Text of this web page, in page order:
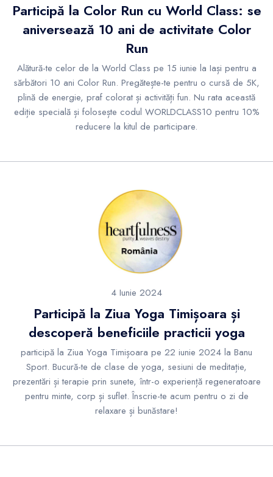
Participă la Color Run cu World Class: se
aniversează 10 ani de activitate Color
Run
Alătură-te celor de la World Class pe 15 iunie la Iași pentru a
sărbători 10 ani Color Run. Pregătește-te pentru o cursă de 5K,
plină de energie, praf colorat și activități fun. Nu rata această
ediție specială și folosește codul WORLDCLASS10 pentru 10%
reducere la kitul de participare.
4 Iunie 2024
Participă la Ziua Yoga Timișoara și
descoperă beneficiile practicii yoga
participă la Ziua Yoga Timișoara pe 22 iunie 2024 la Banu
Sport. Bucură-te de clase de yoga, sesiuni de meditație,
prezentări și terapie prin sunete, într-o experiență regeneratoare
pentru minte, corp și suflet. Înscrie-te acum pentru o zi de
relaxare și bunăstare!